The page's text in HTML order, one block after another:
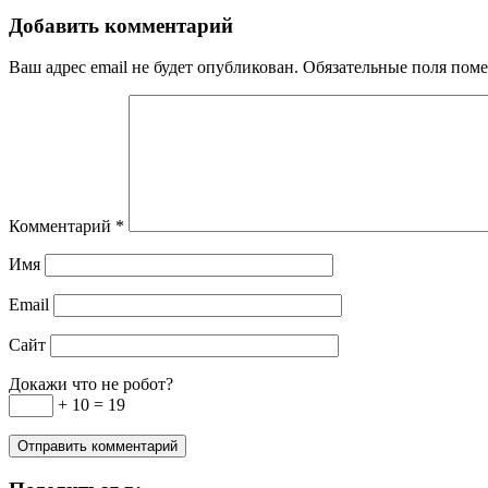
Добавить комментарий
Ваш адрес email не будет опубликован. Обязательные поля
Комментарий *
Имя
Email
Сайт
Докажи что не робот?
+ 10 = 19